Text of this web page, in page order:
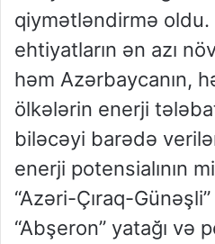
qiymətləndirmə
ehtiyatların ən azı
həm Azərbaycanın,
ölkələrin enerji
biləcəyi barədə
enerji potensialının
“Azəri-Çıraq-
“Abşeron” yatağı və